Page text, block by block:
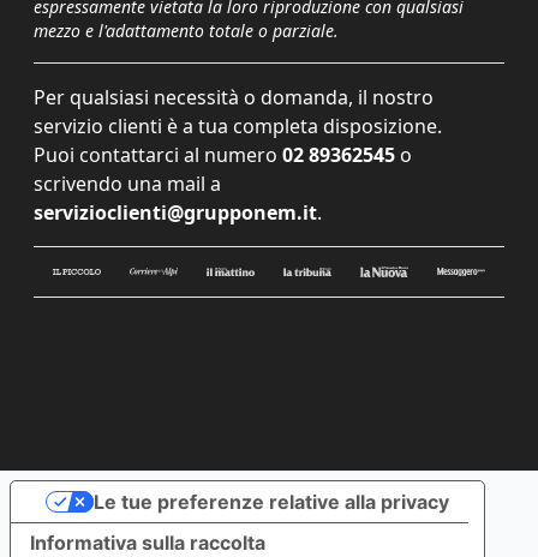
espressamente vietata la loro riproduzione con qualsiasi
mezzo e l'adattamento totale o parziale.
Per qualsiasi necessità o domanda, il nostro
servizio clienti è a tua completa disposizione.
Puoi contattarci al numero 02 89362545 o
scrivendo una mail a
servizioclienti@grupponem.it.
Informativa sulla raccolta
Le tue preferenze relative alla privacy